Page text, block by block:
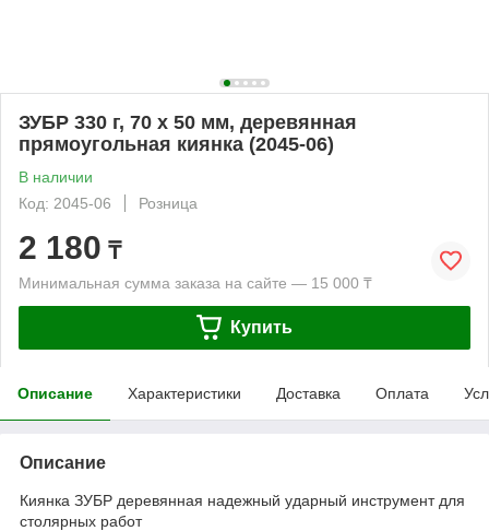
ЗУБР 330 г, 70 х 50 мм, деревянная
прямоугольная киянка (2045-06)
В наличии
Код: 2045-06
Розница
2 180 ₸
Минимальная сумма заказа на сайте — 15 000 ₸
Купить
Описание Характеристики Доставка Оплата
Описание
Киянка ЗУБР деревянная надежный ударный инструмент для
столярных работ